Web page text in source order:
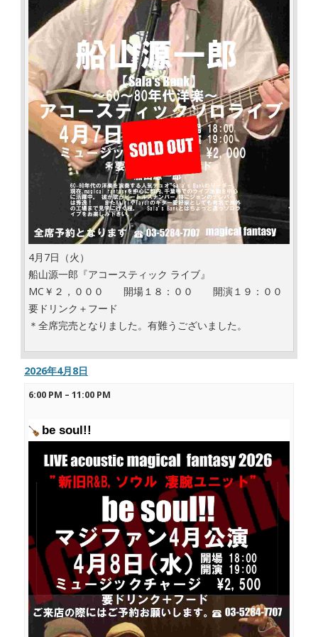
4月7日（火）
船山源一郎『アコースティック ライブ』
MC￥２，０００ 開場１８：００ 開演１９：００
要ドリンク＋フード
＊全席完売となりました。有難うございました。
2026年4月8日
6:00 PM – 11:00 PM
be soul!!